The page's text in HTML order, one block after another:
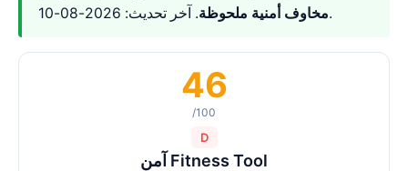
مخاوف أمنية ملحوظة. آخر تحديث: 2026-08-10.
46
/100
D
آمن Fitness Tool